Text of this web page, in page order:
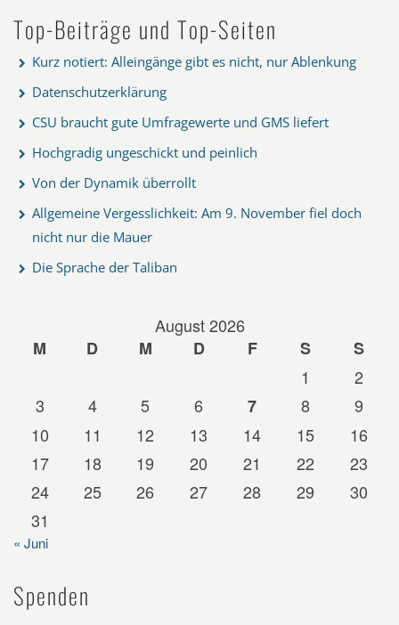
Top-Beiträge und Top-Seiten
Kurz notiert: Alleingänge gibt es nicht, nur Ablenkung
Datenschutzerklärung
CSU braucht gute Umfragewerte und GMS liefert
Hochgradig ungeschickt und peinlich
Von der Dynamik überrollt
Allgemeine Vergesslichkeit: Am 9. November fiel doch
nicht nur die Mauer
Die Sprache der Taliban
August 2026
M
D M D F S
S
1
2
3
4 5 6 7 8
9
10
11 12 13 14 15
16
17
18 19 20 21 22
23
24
25 26 27 28 29
30
31
« Juni
Spenden